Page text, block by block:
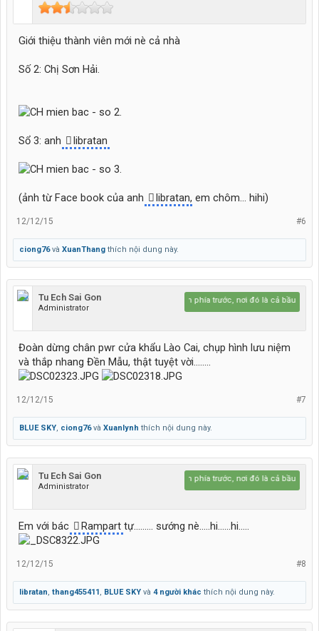
Giới thiệu thành viên mới nè cả nhà
Số 2: Chị Sơn Hải.
Sổ 3: anh libratan
(ảnh từ Face book của anh libratan, em chôm... hihi)
#6
12/12/15
ciong76và XuanThang thích nội dung này.
Tu Ech Sai Gon
Administrator
Hãy lái lên phía trước, nơi đó là cả bầu trời
Đoàn dừng chân pwr cửa khẩu Lào Cai, chụp hình lưu niệm
và thắp nhang Đền Mẫu, thật tuyệt vời........
#7
12/12/15
BLUE SKY ciong76và Xuanlynh thích nội dung này.
Tu Ech Sai Gon
Administrator
Hãy lái lên phía trước, nơi đó là cả bầu trời
Em với bác Rampart tự......... sướng nè.....hi......hi.....
#8
12/12/15
libratan thang455411 BLUE SKY và 4 người khác thích nội dung này.